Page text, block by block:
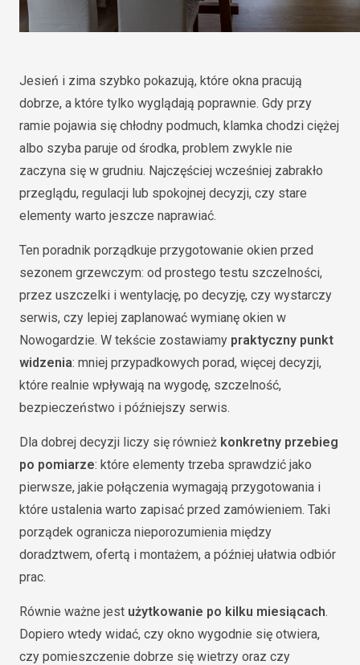
Jesień i zima szybko pokazują, które okna pracują
dobrze, a które tylko wyglądają poprawnie. Gdy przy
ramie pojawia się chłodny podmuch, klamka chodzi ciężej
albo szyba paruje od środka, problem zwykle nie
zaczyna się w grudniu. Najczęściej wcześniej zabrakło
przeglądu, regulacji lub spokojnej decyzji, czy stare
elementy warto jeszcze naprawiać.
Ten poradnik porządkuje przygotowanie okien przed
sezonem grzewczym: od prostego testu szczelności,
przez uszczelki i wentylację, po decyzję, czy wystarczy
serwis, czy lepiej zaplanować wymianę okien w
Nowogardzie. W tekście zostawiamy praktyczny punkt
widzenia: mniej przypadkowych porad, więcej decyzji,
które realnie wpływają na wygodę, szczelność,
bezpieczeństwo i późniejszy serwis.
Dla dobrej decyzji liczy się również konkretny przebieg
po pomiarze: które elementy trzeba sprawdzić jako
pierwsze, jakie połączenia wymagają przygotowania i
które ustalenia warto zapisać przed zamówieniem. Taki
porządek ogranicza nieporozumienia między
doradztwem, ofertą i montażem, a później ułatwia odbiór
prac.
Równie ważne jest użytkowanie po kilku miesiącach.
Dopiero wtedy widać, czy okno wygodnie się otwiera,
czy pomieszczenie dobrze się wietrzy oraz czy